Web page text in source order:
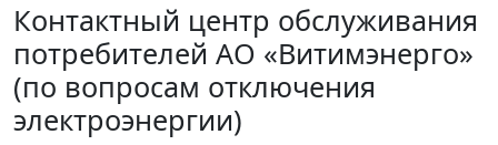
Контактный центр обслуживания
потребителей АО «Витимэнерго»
(по вопросам отключения
электроэнергии)